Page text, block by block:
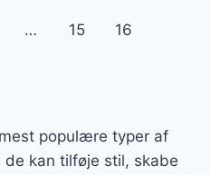
… 15 16
populære typer af
kan tilføje stil, skabe